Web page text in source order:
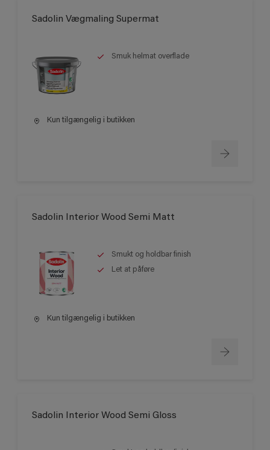
Sadolin Vægmaling Supermat
Smuk helmat overflade
Kun tilgængelig i butikken
Sadolin Interior Wood Semi Matt
Smukt og holdbar finish
Let at påføre
Kun tilgængelig i butikken
Sadolin Interior Wood Semi Gloss